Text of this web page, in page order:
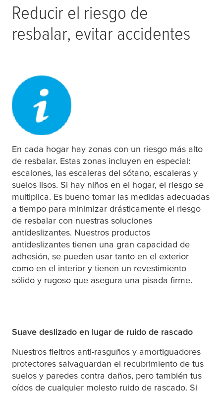
Reducir el riesgo de
resbalar, evitar accidentes
En cada hogar hay zonas con un riesgo más alto
de resbalar. Estas zonas incluyen en especial:
escalones, las escaleras del sótano, escaleras y
suelos lisos. Si hay niños en el hogar, el riesgo se
multiplica. Es bueno tomar las medidas adecuadas
a tiempo para minimizar drásticamente el riesgo
de resbalar con nuestras soluciones
antideslizantes. Nuestros productos
antideslizantes tienen una gran capacidad de
adhesión, se pueden usar tanto en el exterior
como en el interior y tienen un revestimiento
sólido y rugoso que asegura una pisada firme.
Suave deslizado en lugar de ruido de rascado
Nuestros fieltros anti-rasguños y amortiguadores
protectores salvaguardan el recubrimiento de tus
suelos y paredes contra daños, pero también tus
oídos de cualquier molesto ruido de rascado. Si